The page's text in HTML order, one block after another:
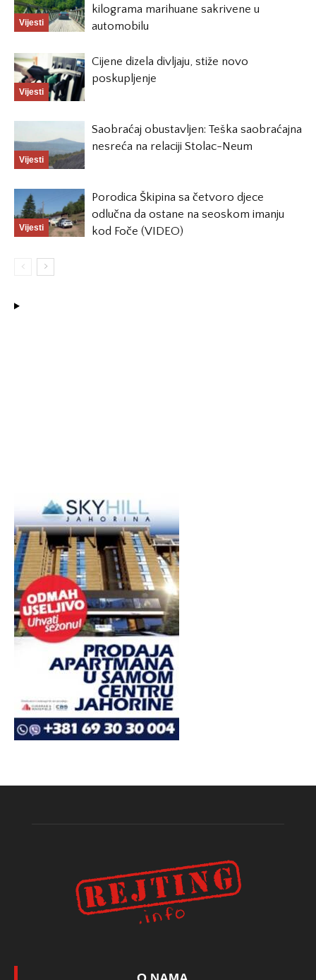
Vijesti
kilograma marihuane sakrivene u
automobilu
Vijesti
Cijene dizela divljaju, stiže novo
poskupljenje
Vijesti
Saobraćaj obustavljen: Teška saobraćajna
nesreća na relaciji Stolac-Neum
Vijesti
Porodica Škipina sa četvoro djece
odlučna da ostane na seoskom imanju
kod Foče (VIDEO)